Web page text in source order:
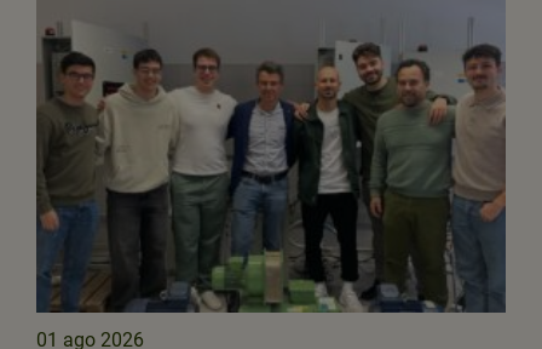
01 ago 2026